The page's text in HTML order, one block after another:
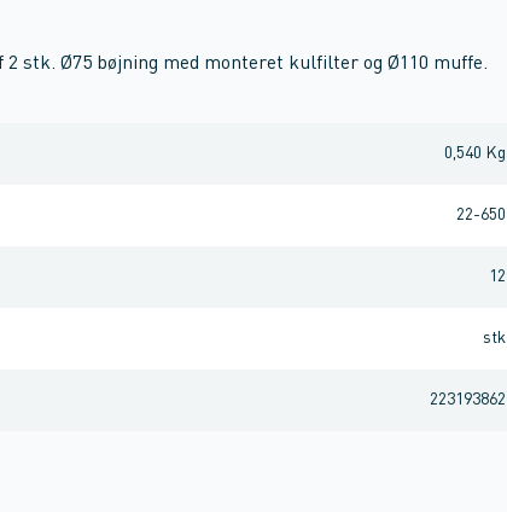
stk. Ø75 bøjning med monteret kulfilter og Ø110 muffe.
0,540 Kg
22-650
12
stk
223193862